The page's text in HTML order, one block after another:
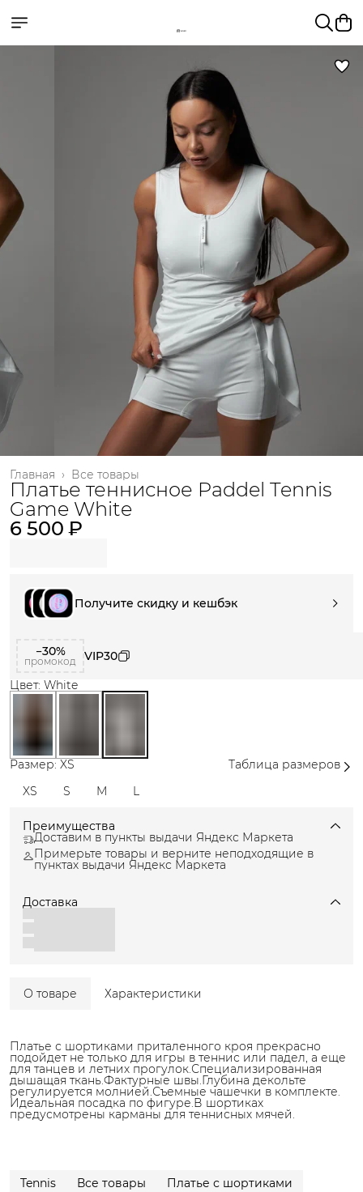
Все товары
Главная ›
Платье теннисное Paddel Tennis
Game White
6 500 ₽
Получите скидку и кешбэк
−30%
промокод
VIP30
Цвет: White
Размер: XS
Таблица размеров
XS
S M L
Преимущества
Доставим в пункты выдачи Яндекс Маркета
Примерьте товары и верните неподходящие в
пунктах выдачи Яндекс Маркета
Доставка
О товаре Характеристики
Платье с шортиками приталенного кроя прекрасно
подойдет не только для игры в теннис или падел, а еще
для танцев и летних прогулок.Специализированная
дышащая ткань.Фактурные швы.Глубина декольте
регулируется молнией.Съемные чашечки в комплекте.
Идеальная посадка по фигуре.В шортиках
предусмотрены карманы для теннисных мячей.
Tennis Все товары Платье с шортиками